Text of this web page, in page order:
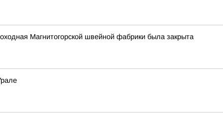
Магнитогорской швейной фабрики была закрыта